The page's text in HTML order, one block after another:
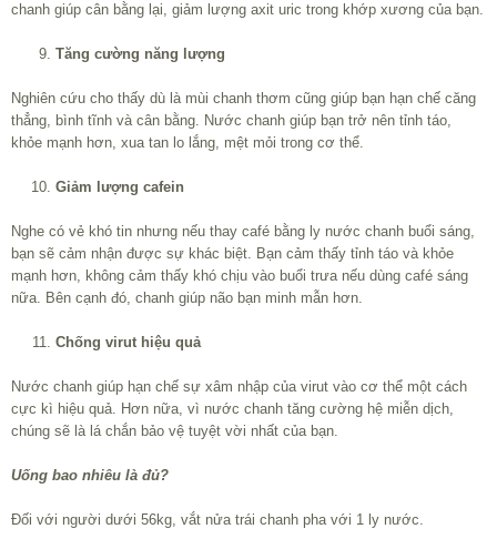
chanh giúp cân bằng lại, giảm lượng axit uric trong khớp xương của bạn.
Tăng cường năng lượng
Nghiên cứu cho thấy dù là mùi chanh thơm cũng giúp bạn hạn chế căng
thẳng, bình tĩnh và cân bằng. Nước chanh giúp bạn trở nên tỉnh táo,
khỏe mạnh hơn, xua tan lo lắng, mệt mỏi trong cơ thể.
Giảm lượng cafein
Nghe có vẻ khó tin nhưng nếu thay café bằng ly nước chanh buổi sáng,
bạn sẽ cảm nhận được sự khác biệt. Bạn cảm thấy tỉnh táo và khỏe
mạnh hơn, không cảm thấy khó chịu vào buổi trưa nếu dùng café sáng
nữa. Bên cạnh đó, chanh giúp não bạn minh mẫn hơn.
Chống virut hiệu quả
Nước chanh giúp hạn chế sự xâm nhập của virut vào cơ thể một cách
cực kì hiệu quả. Hơn nữa, vì nước chanh tăng cường hệ miễn dịch,
chúng sẽ là lá chắn bảo vệ tuyệt vời nhất của bạn.
Uống bao nhiêu là đủ?
Đối với người dưới 56kg, vắt nửa trái chanh pha với 1 ly nước.